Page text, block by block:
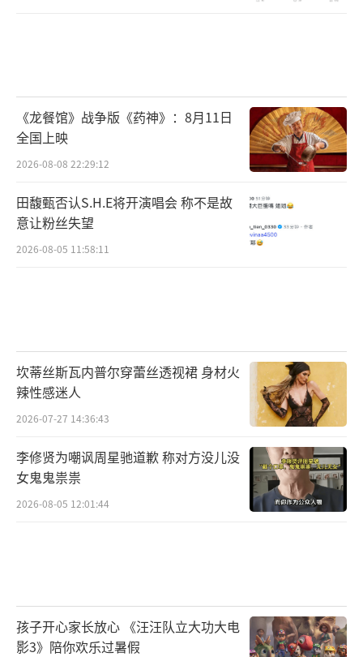
《龙餐馆》战争版《药神》：8月11日
全国上映
2026-08-08 22:29:12
田馥甄否认S.H.E将开演唱会 称不是故
意让粉丝失望
2026-08-05 11:58:11
坎蒂丝斯瓦内普尔穿蕾丝透视裙 身材火
辣性感迷人
2026-07-27 14:36:43
李修贤为嘲讽周星驰道歉 称对方没儿没
女鬼鬼祟祟
2026-08-05 12:01:44
孩子开心家长放心 《汪汪队立大功大电
影3》陪你欢乐过暑假